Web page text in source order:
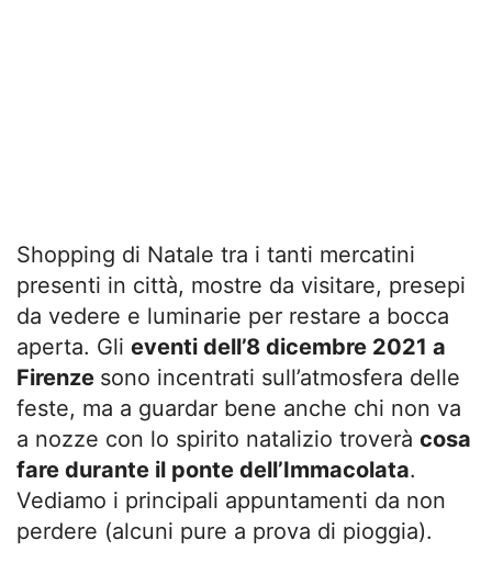
Shopping di Natale tra i tanti mercatini
presenti in città, mostre da visitare, presepi
da vedere e luminarie per restare a bocca
aperta. Gli eventi dell’8 dicembre 2021 a
Firenze sono incentrati sull’atmosfera delle
feste, ma a guardar bene anche chi non va
a nozze con lo spirito natalizio troverà cosa
fare durante il ponte dell’Immacolata.
Vediamo i principali appuntamenti da non
perdere (alcuni pure a prova di pioggia).